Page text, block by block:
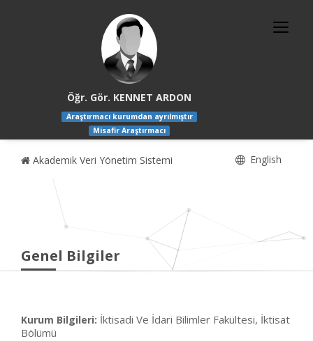
Öğr. Gör. KENNET ARDON
Araştırmacı kurumdan ayrılmıştır
Misafir Araştırmacı
Akademik Veri Yönetim Sistemi English
Genel Bilgiler
Kurum Bilgileri: İktisadi Ve İdari Bilimler Fakültesi, İktisat
Bölümü